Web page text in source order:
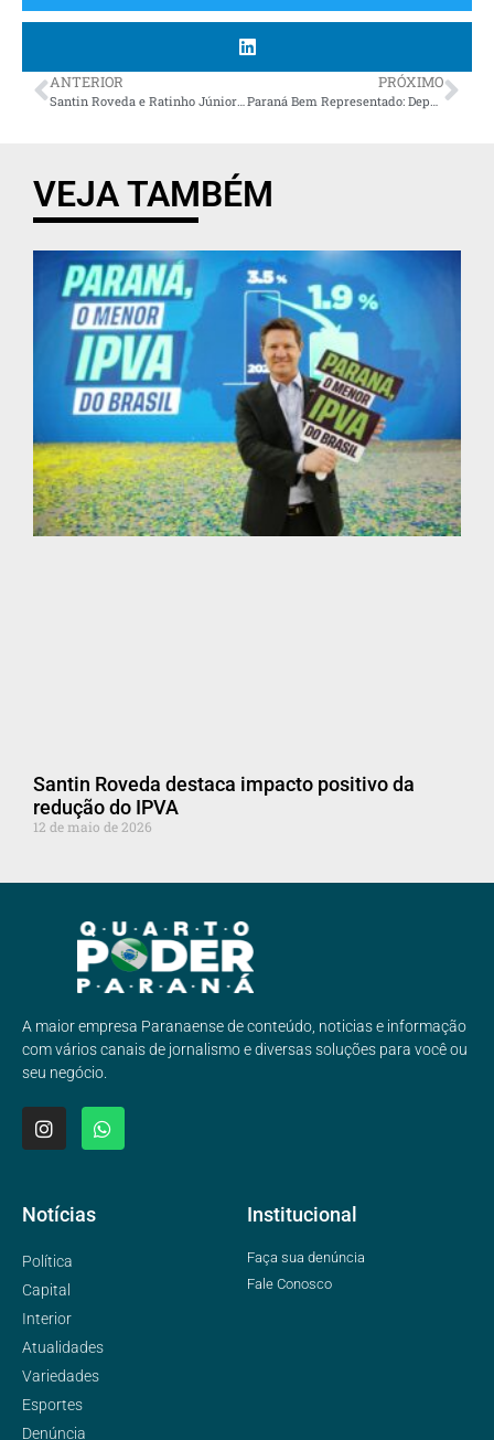
ANTERIOR
Santin Roveda e Ratinho Júnior entregam novo Ambulatório de Especialidades Médicas de União da Vitória
PRÓXIMO
Paraná Bem Representado: Deputado Paulo Gomes se Destaca na Luta pelos Direitos do Consumidor no Estado
VEJA TAMBÉM
Santin Roveda destaca impacto positivo da
redução do IPVA
12 de maio de 2026
A maior empresa Paranaense de conteúdo, noticias e informação
com vários canais de jornalismo e diversas soluções para você ou
seu negócio.
Notícias
Política
Capital
Interior
Atualidades
Variedades
Esportes
Denúncia
Institucional
Faça sua denúncia
Fale Conosco